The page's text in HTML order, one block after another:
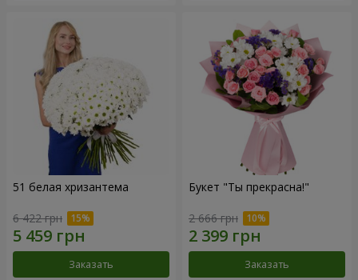
51 белая хризантема
6 422 грн
Заказать
Букет "Ты прекрасна!"
2 666 грн
Заказать